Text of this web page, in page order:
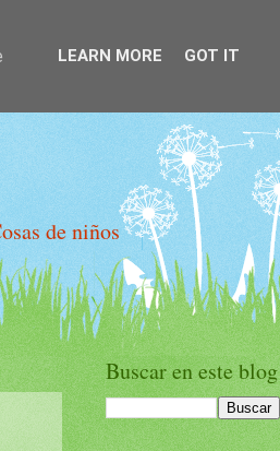
de niños
Buscar en este blog
LEARN MORE GOT IT